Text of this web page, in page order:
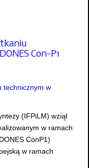
Con-P1
(IFPiLM) wziął
w ramach
ConP1)
w ramach